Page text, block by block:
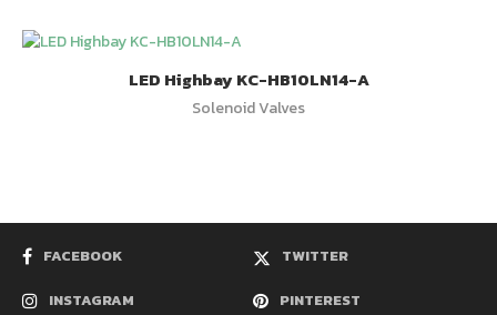
LED Highbay KC-HB10LN14-A
Solenoid Valves
FACEBOOK TWITTER
INSTAGRAM PINTEREST